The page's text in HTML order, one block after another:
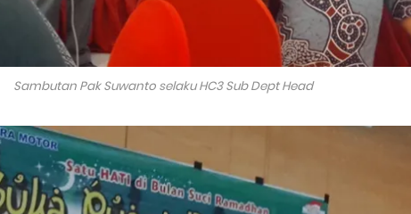
Sambutan Pak Suwanto selaku HC3 Sub Dept Head